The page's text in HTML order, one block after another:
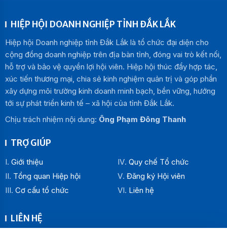
HIỆP HỘI DOANH NGHIỆP TỈNH ĐẮK LẮK
Hiệp hội Doanh nghiệp tỉnh Đắk Lắk là tổ chức đại diện cho
cộng đồng doanh nghiệp trên địa bàn tỉnh, đóng vai trò kết nối,
hỗ trợ và bảo vệ quyền lợi hội viên. Hiệp hội thúc đẩy hợp tác,
xúc tiến thương mại, chia sẻ kinh nghiệm quản trị và góp phần
xây dựng môi trường kinh doanh minh bạch, bền vững, hướng
tới sự phát triển kinh tế – xã hội của tỉnh Đắk Lắk.
Chịu trách nhiệm nội dung: Ông Phạm Đông Thanh
TRỢ GIÚP
Giới thiệu
Tổng quan Hiệp hội
Cơ cấu tổ chức
Quy chế Tổ chức
Đăng ký Hội viên
Liên hệ
LIÊN HỆ